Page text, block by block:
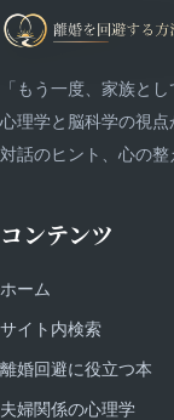
「もう一度、家族と
心理学と脳科学の視点
対話のヒント、心の整
コンテンツ
ホーム
サイト内検索
離婚回避に役立つ本
夫婦関係の心理学